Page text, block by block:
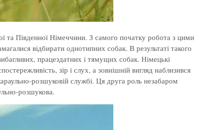
та Південної Німеччини. З самого початку робота з цими
відбирати однотипних собак. В результаті такого
працездатних і тямущих собак. Німецькі
зір і слух, а зовнішній вигляд наблизився
розшуковій службі. Ця друга роль незабаром
розшукова.